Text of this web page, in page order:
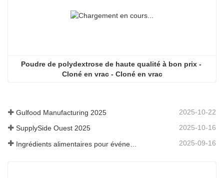
Poudre de polydextrose de haute qualité à bon prix -
Cloné en vrac - Cloné en vrac
Gulfood Manufacturing 2025 2025-10-22
SupplySide Ouest 2025 2025-10-16
2025-09-16